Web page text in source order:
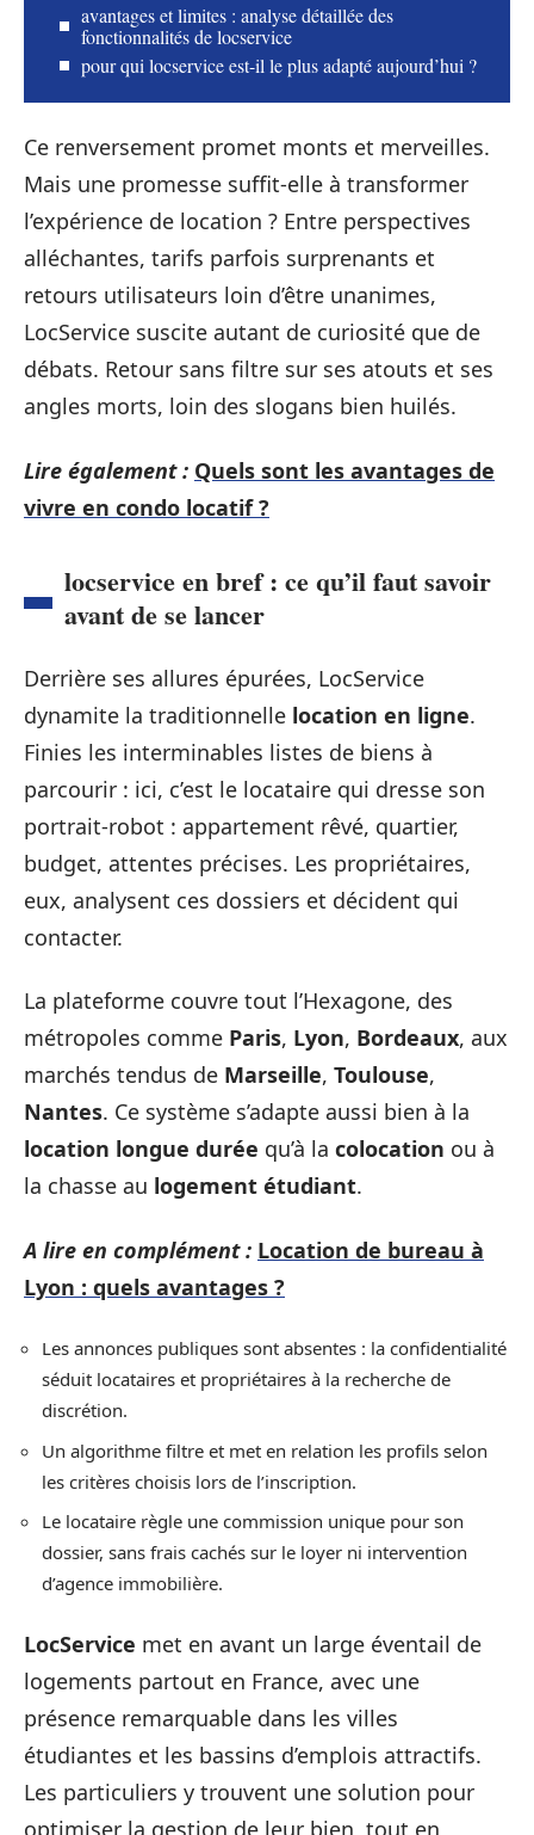
avantages et limites : analyse détaillée des
fonctionnalités de locservice
pour qui locservice est-il le plus adapté aujourd’hui ?
Ce renversement promet monts et merveilles.
Mais une promesse suffit-elle à transformer
l’expérience de location ? Entre perspectives
alléchantes, tarifs parfois surprenants et
retours utilisateurs loin d’être unanimes,
LocService suscite autant de curiosité que de
débats. Retour sans filtre sur ses atouts et ses
angles morts, loin des slogans bien huilés.
Lire également : Quels sont les avantages de
vivre en condo locatif ?
locservice en bref : ce qu’il faut savoir
avant de se lancer
Derrière ses allures épurées, LocService
dynamite la traditionnelle location en ligne.
Finies les interminables listes de biens à
parcourir : ici, c’est le locataire qui dresse son
portrait-robot : appartement rêvé, quartier,
budget, attentes précises. Les propriétaires,
eux, analysent ces dossiers et décident qui
contacter.
La plateforme couvre tout l’Hexagone, des
métropoles comme Paris, Lyon, Bordeaux, aux
marchés tendus de Marseille, Toulouse,
Nantes. Ce système s’adapte aussi bien à la
location longue durée qu’à la colocation ou à
la chasse au logement étudiant.
A lire en complément : Location de bureau à
Lyon : quels avantages ?
Les annonces publiques sont absentes : la confidentialité
séduit locataires et propriétaires à la recherche de
discrétion.
Un algorithme filtre et met en relation les profils selon
les critères choisis lors de l’inscription.
Le locataire règle une commission unique pour son
dossier, sans frais cachés sur le loyer ni intervention
d’agence immobilière.
LocService met en avant un large éventail de
logements partout en France, avec une
présence remarquable dans les villes
étudiantes et les bassins d’emplois attractifs.
Les particuliers y trouvent une solution pour
optimiser la gestion de leur bien, tout en